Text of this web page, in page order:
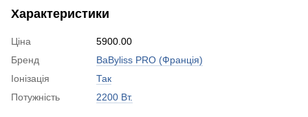
Характеристики
Ціна
5900.00
Бренд
BaByliss PRO (Франція)
Іонізація
Так
Потужність
2200 Вт.